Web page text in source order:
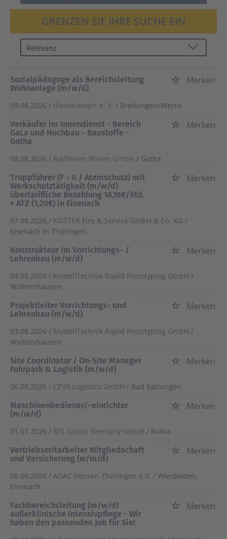
GRENZEN SIE IHRE SUCHE EIN
Sozialpädagoge als Bereichsleitung
Wohnanlage (m/w/d)
Merken
09.08.2026 / diakoniewert e. V. / Breitungen/Werra
Verkäufer im Innendienst - Bereich
GaLa und Hochbau - Baustoffe -
Gotha
Merken
08.08.2026 / Raiffeisen Waren GmbH / Gotha
Truppführer (F - II / Atemschutz) mit
Werkschutztätigkeit (m/w/d)
übertarifliche Bezahlung 16,16€/Std.
+ ATZ (1,20€) in Eisenach
Merken
07.08.2026 / KÖTTER Fire & Service GmbH & Co. KG /
Eisenach in Thüringen
Konstrukteur im Vorrichtungs- /
Lehrenbau (m/w/d)
Merken
04.08.2026 / ModellTechnik Rapid Prototyping GmbH /
Waltershausen
Projektleiter Vorrichtungs- und
Lehrenbau (m/w/d)
Merken
03.08.2026 / ModellTechnik Rapid Prototyping GmbH /
Waltershausen
Site Coordinator / On-Site Manager
Fuhrpark & Logistik (m/w/d)
Merken
06.08.2026 / CEVA Logistics GmbH / Bad Salzungen
Maschinenbediener/~einrichter
(m/w/d)
Merken
31.07.2026 / SFS Group Germany GmbH / Ruhla
Vertriebsmitarbeiter Mitgliedschaft
und Versicherung (w/m/d)
Merken
06.08.2026 / ADAC Hessen-Thüringen e.V. / Wiesbaden,
Eisenach
Fachbereichsleitung (m/w/d)
außerklinische Intensivpflege - Wir
haben den passenden Job für Sie!
Merken